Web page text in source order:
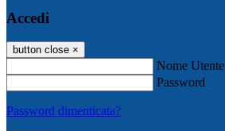
Accedi
button close ×
Nome Utente
Password
Password dimenticata?